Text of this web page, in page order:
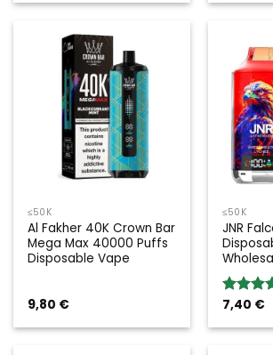
5
≤50K
Al Fakher 40K Crown Bar
Mega Max 40000 Puffs
Disposable Vape
9,80 €
≤50K
JNR
5
7,40 €